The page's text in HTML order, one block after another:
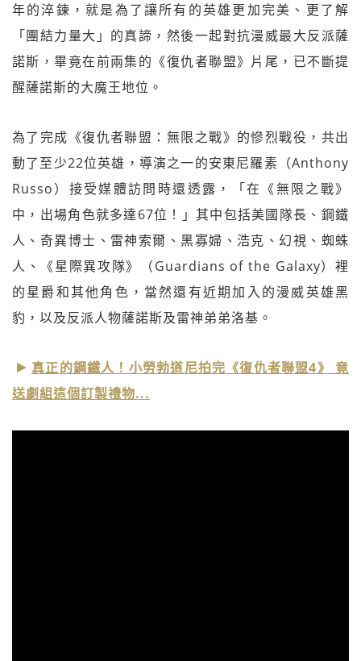
年的淬鍊，就是為了讓所有的英雄更加完美、更了解
「團結力量大」的真諦，然後一起對抗漫威最大反派薩
諾斯，畢竟在前兩集的《復仇者聯盟》片尾，已不斷提
醒薩諾斯的大魔王地位。
為了完成《復仇者聯盟：無限之戰》的慘烈戰役，共出
動了至少22位英雄，導演之一的安東尼羅素（Anthony
Russo）接受媒體訪問時還透露，「在《無限之戰》
中，出場角色就多達67位！」其中包括美國隊長、鋼鐵
人、奇異博士、雷神索爾、黑寡婦、浩克、幻視、蜘蛛
人、《星際異攻隊》（Guardians of the Galaxy）裡
的星爵和其他角色，當然還有近期加入的漫威英雄黑
豹，以及反派人物薩諾斯及雷神弟弟洛基。
真正的鋼鐵人！小勞勃道尼拍完《復仇者聯盟4》 竟
送劇組這個訂製禮物...